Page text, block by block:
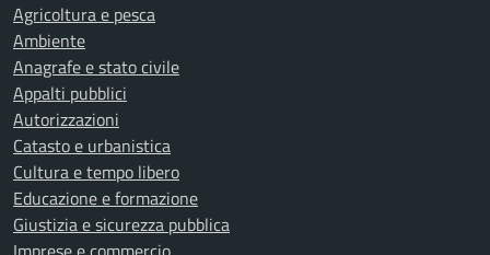
Agricoltura e pesca
Ambiente
Anagrafe e stato civile
Appalti pubblici
Autorizzazioni
Catasto e urbanistica
Cultura e tempo libero
Educazione e formazione
Giustizia e sicurezza pubblica